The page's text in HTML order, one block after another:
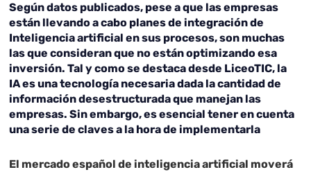
Según datos publicados, pese a que las empresas
están llevando a cabo planes de integración de
Inteligencia artificial en sus procesos, son muchas
las que consideran que no están optimizando esa
inversión. Tal y como se destaca desde LiceoTIC, la
IA es una tecnología necesaria dada la cantidad de
información desestructurada que manejan las
empresas. Sin embargo, es esencial tener en cuenta
una serie de claves a la hora de implementarla
El mercado español de inteligencia artificial moverá